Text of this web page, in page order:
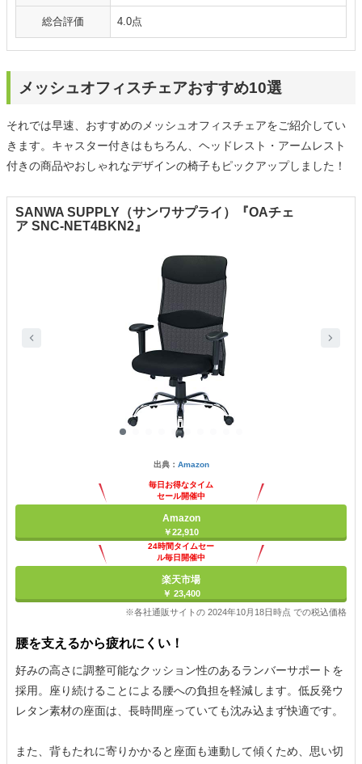
総合評価 4.0点
メッシュオフィスチェアおすすめ10選
それでは早速、おすすめのメッシュオフィスチェアをご紹介してい
きます。キャスター付きはもちろん、ヘッドレスト・アームレスト
付きの商品やおしゃれなデザインの椅子もピックアップしました！
SANWA SUPPLY（サンワサプライ）『OAチェ
ア SNC-NET4BKN2』
出典： Amazon
毎日お得なタイム
セール開催中
Amazon
￥22,910
24時間タイムセー
ル毎日開催中
楽天市場
￥ 23,400
※各社通販サイトの 2024年10月18日時点 での税込価格
腰を支えるから疲れにくい！
好みの高さに調整可能なクッション性のあるランバーサポートを
採用。座り続けることによる腰への負担を軽減します。低反発ウ
レタン素材の座面は、長時間座っていても沈み込まず快適です。
また、背もたれに寄りかかると座面も連動して傾くため、思い切